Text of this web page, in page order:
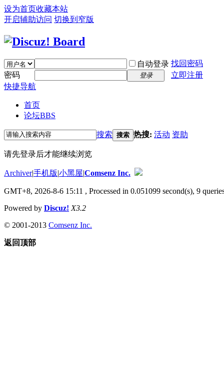
设为首页收藏本站
开启辅助访问 切换到窄版
自动登录 找回密码
密码
登录
立即注册
快捷导航
首页
论坛BBS
搜索 搜索 热搜: 活动 资助
请先登录后才能继续浏览
Archiver|手机版|小黑屋|Comsenz Inc.
GMT+8, 2026-8-6 15:11 , Processed in 0.051099 second(s), 9
Powered by Discuz! X3.2
© 2001-2013 Comsenz Inc.
返回顶部